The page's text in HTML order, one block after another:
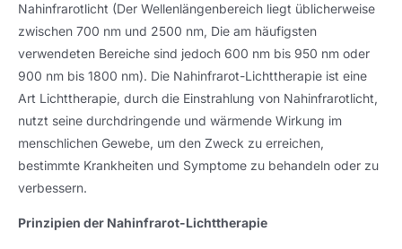
Nahinfrarotlicht (Der Wellenlängenbereich liegt üblicherweise
zwischen 700 nm und 2500 nm, Die am häufigsten
verwendeten Bereiche sind jedoch 600 nm bis 950 nm oder
900 nm bis 1800 nm). Die Nahinfrarot-Lichttherapie ist eine
Art Lichttherapie, durch die Einstrahlung von Nahinfrarotlicht,
nutzt seine durchdringende und wärmende Wirkung im
menschlichen Gewebe, um den Zweck zu erreichen,
bestimmte Krankheiten und Symptome zu behandeln oder zu
verbessern.
Prinzipien der Nahinfrarot-Lichttherapie